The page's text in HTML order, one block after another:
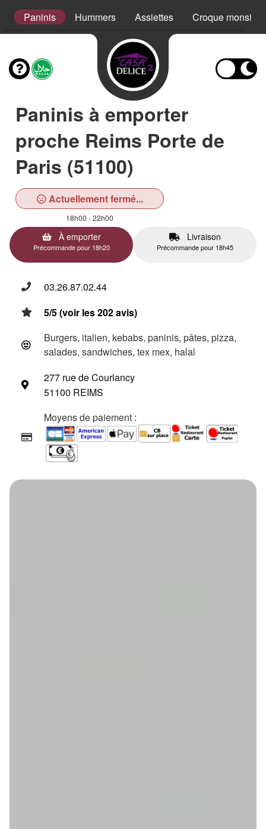
Paninis Hummers Assiettes Croque monsieur
Paninis à emporter
proche Reims Porte de
Paris (51100)
Actuellement fermé...
18h00 - 22h00
À emporter
Précommande pour 18h20
Livraison
Précommande pour 18h45
03.26.87.02.44
5/5 (voir les 202 avis)
Burgers, italien, kebabs, paninis, pâtes, pizza,
salades, sandwiches, tex mex, halal
277 rue de Courlancy
51100 REIMS
Moyens de paiement :